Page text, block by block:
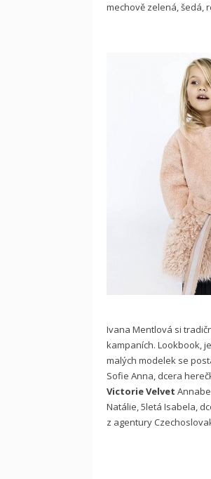
mechově zelená, šedá,
Ivana Mentlová si
kampaních. Lookbook,
malých modelek se
Sofie Anna, dcera
Victorie Velvet
Natálie, 5letá Isabela,
z agentury